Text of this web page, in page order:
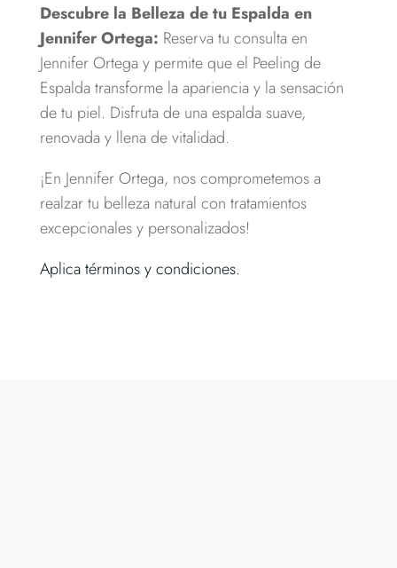
Descubre la Belleza de tu Espalda en
Jennifer Ortega: Reserva tu consulta en
Jennifer Ortega y permite que el Peeling de
Espalda transforme la apariencia y la sensación
de tu piel. Disfruta de una espalda suave,
renovada y llena de vitalidad.
¡En Jennifer Ortega, nos comprometemos a
realzar tu belleza natural con tratamientos
excepcionales y personalizados!
Aplica términos y condiciones.